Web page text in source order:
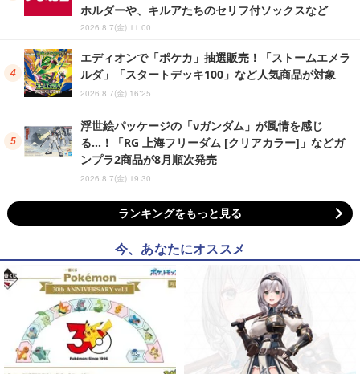
ホルダーや、キルアたちのセリフ付ソックスなど
2026.8.7(金) 11:00
エディオンで「ポケカ」抽選販売！「ストームエメラ
ルダ」「スタートデッキ100」など人気商品が対象
2026.8.7(金) 16:25
浮世絵パッケージの「νガンダム」が風情を感じ
る…！「RG 上海フリーダム [クリアカラー]」などガ
ンプラ2商品が8月順次発売
2026.8.7(金) 19:30
ランキングをもっと見る
今、あなたにオススメ